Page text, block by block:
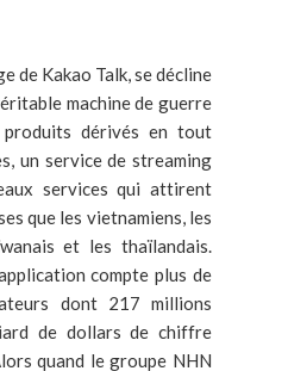
de Kakao Talk, se décline
machine de guerre
dérivés en tout
un service de streaming
services qui attirent
que les vietnamiens, les
et les thaïlandais.
compte plus de
dont 217 millions
de dollars de chiffre
quand le groupe NHN